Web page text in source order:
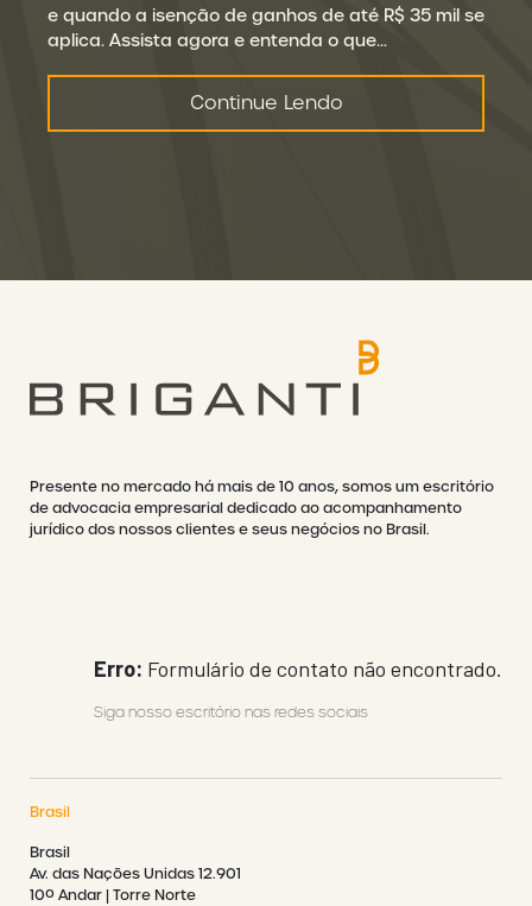
e quando a isenção de ganhos de até R$ 35 mil se
aplica. Assista agora e entenda o que…
Continue Lendo
Presente no mercado há mais de 10 anos, somos um escritório
de advocacia empresarial dedicado ao acompanhamento
jurídico dos nossos clientes e seus negócios no Brasil.
Erro: Formulário de contato não encontrado.
Siga nosso escritório nas redes sociais
Brasil
Brasil
Av. das Nações Unidas 12.901
10º Andar | Torre Norte